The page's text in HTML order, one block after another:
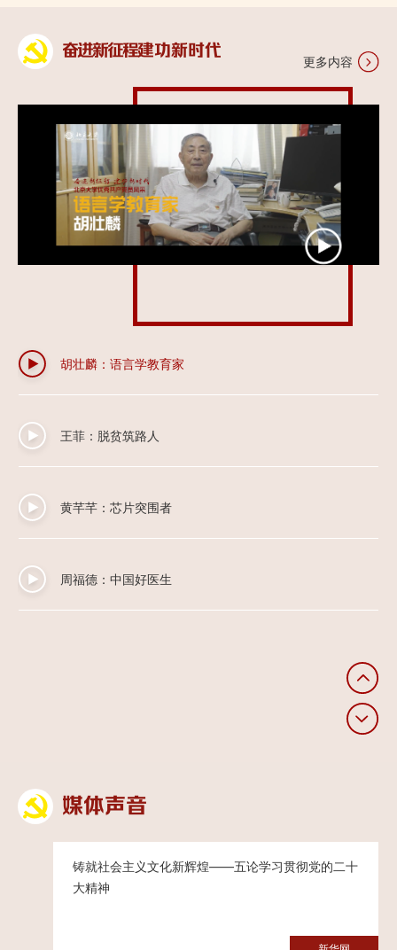
奋进新征程建功新时代
更多内容
吴琪瑶：扎根考古实践的中华大地，传承红色基因和革命传统
孙硕：永远去相信“相信的力量”
刘钊：勇担乡村振兴使命，弘扬北大美育精神
胡壮麟：语言学教育家
王菲：脱贫筑路人
黄芊芊：芯片突围者
周福德：中国好医生
张信荣：绿色能源领跑人
左丹：汲取工匠精神，砥砺前行
媒体声音
铸就社会主义文化新辉煌——五论学习贯彻党的二十
大精神